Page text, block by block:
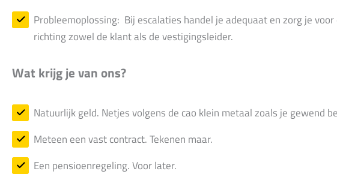
Probleemoplossing: Bij escalaties handel je adequaat en zorg je
richting zowel de klant als de vestigingsleider.
Wat krijg je van ons?
Natuurlijk geld. Netjes volgens de cao klein metaal zoals je gewend
Meteen een vast contract. Tekenen maar.
Een pensioenregeling. Voor later.